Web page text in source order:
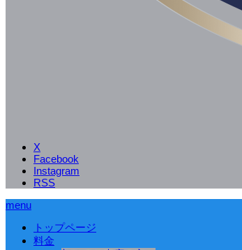
X
Facebook
Instagram
RSS
menu
トップページ
料金